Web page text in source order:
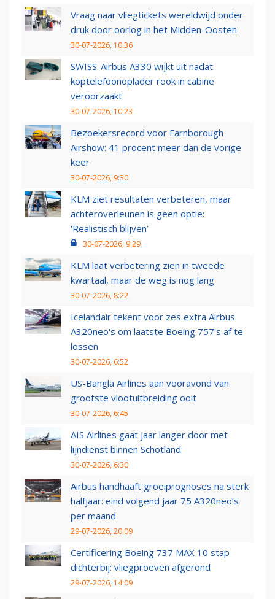
Vraag naar vliegtickets wereldwijd onder
druk door oorlog in het Midden-Oosten
30-07-2026, 10:36
SWISS-Airbus A330 wijkt uit nadat
koptelefoonoplader rook in cabine
veroorzaakt
30-07-2026, 10:23
Bezoekersrecord voor Farnborough
Airshow: 41 procent meer dan de vorige
keer
30-07-2026, 9:30
KLM ziet resultaten verbeteren, maar
achteroverleunen is geen optie:
‘Realistisch blijven’
30-07-2026, 9:29
KLM laat verbetering zien in tweede
kwartaal, maar de weg is nog lang
30-07-2026, 8:22
Icelandair tekent voor zes extra Airbus
A320neo's om laatste Boeing 757's af te
lossen
30-07-2026, 6:52
US-Bangla Airlines aan vooravond van
grootste vlootuitbreiding ooit
30-07-2026, 6:45
AIS Airlines gaat jaar langer door met
lijndienst binnen Schotland
30-07-2026, 6:30
Airbus handhaaft groeiprognoses na sterk
halfjaar: eind volgend jaar 75 A320neo’s
per maand
29-07-2026, 20:09
Certificering Boeing 737 MAX 10 stap
dichterbij: vliegproeven afgerond
29-07-2026, 14:09